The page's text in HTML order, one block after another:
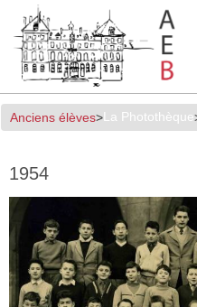
Anciens élèves La Photothèque
1954